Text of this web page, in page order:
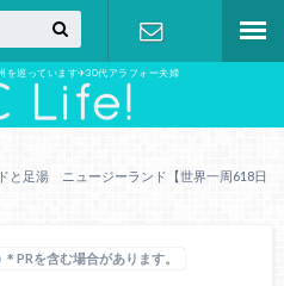
巡っています✈︎30代アラフォー夫婦
お問い合わ
と足湯 ニュージーランド【世界一周618日
＊PRを含む場合があります。